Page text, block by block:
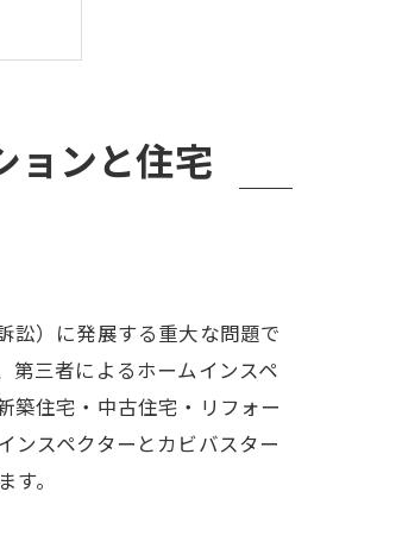
）
ョンと住宅
訟）に発展する重大な問題で
第三者によるホームインスペ
築住宅・中古住宅・リフォー
ンスペクターとカビバスター
。